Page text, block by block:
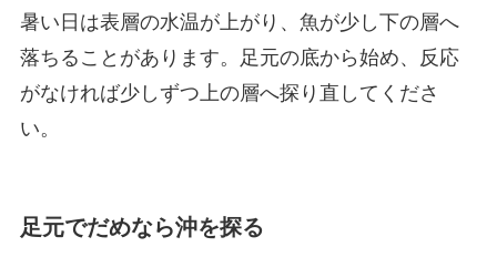
暑い日は表層の水温が上がり、魚が少し下の層へ
落ちることがあります。足元の底から始め、反応
がなければ少しずつ上の層へ探り直してくださ
い。
足元でだめなら沖を探る